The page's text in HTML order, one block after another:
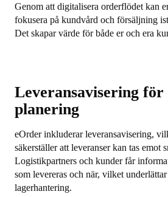
Genom att digitalisera orderflödet kan
fokusera på kundvård och försäljning
Det skapar värde för både er och era
Leveransavisering
planering
eOrder inkluderar leveransavisering,
säkerställer att leveranser kan tas emot
Logistikpartners och kunder får
som levereras och när, vilket
lagerhantering.